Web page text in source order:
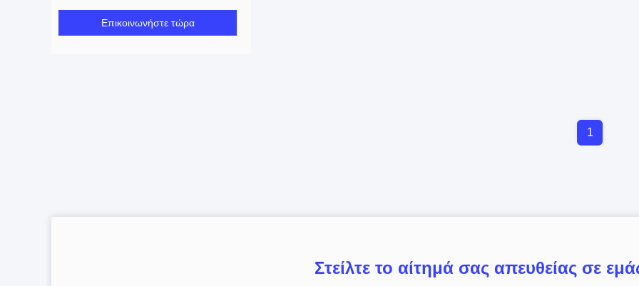
Επικοινωνήστε τώρα
1
Στείλτε το αίτημά σας απευθείας σε